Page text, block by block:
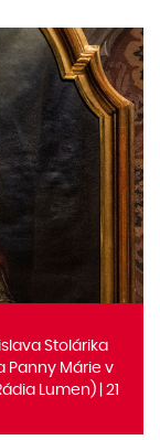
Stolárika
Panny Márie v
Lumen) | 21